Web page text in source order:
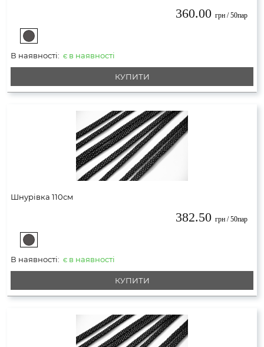
360.00 грн / 50пар
В наявності: є в наявності
КУПИТИ
Шнурівка 110см
382.50 грн / 50пар
В наявності: є в наявності
КУПИТИ